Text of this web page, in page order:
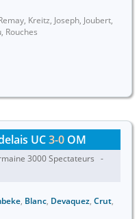
Kreitz, Joseph, Joubert,
Rouches
UC3-0 OM
3000 Spectateurs -
, Blanc, Devaquez, Crut,